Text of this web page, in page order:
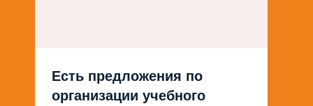
Есть предложения по
организации учебного